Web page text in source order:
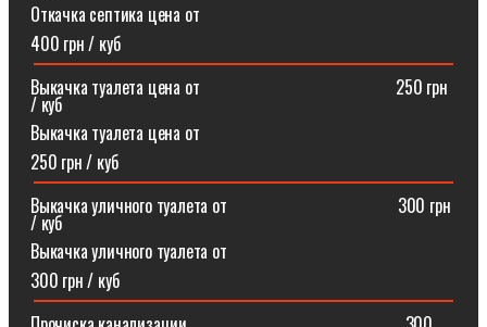
Откачка септика цена от
400 грн / куб
Выкачка туалета цена от ⠀⠀⠀⠀⠀⠀⠀⠀⠀⠀⠀⠀⠀⠀⠀250 грн
/ куб
Выкачка туалета цена от
250 грн / куб
Выкачка уличного туалета от ⠀⠀⠀⠀⠀⠀⠀⠀⠀⠀⠀⠀⠀300 грн
/ куб
Выкачка уличного туалета от
300 грн / куб